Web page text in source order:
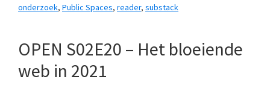
onderzoek, Public Spaces, reader, substack
OPEN S02E20 – Het bloeiende
web in 2021